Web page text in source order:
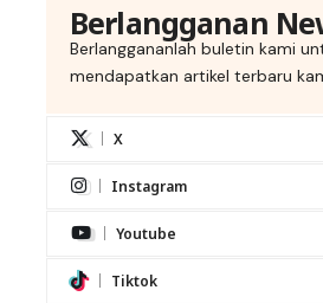
Berlangganan
Berlanggananlah buletin kami
mendapatkan artikel terbaru
X
Instagram
Youtube
Tiktok